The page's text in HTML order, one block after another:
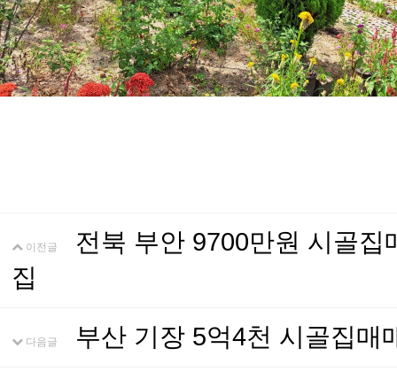
이전글
전북 부안 9700만원 시골
집
다음글 부산 기장 5억4천 시골집매